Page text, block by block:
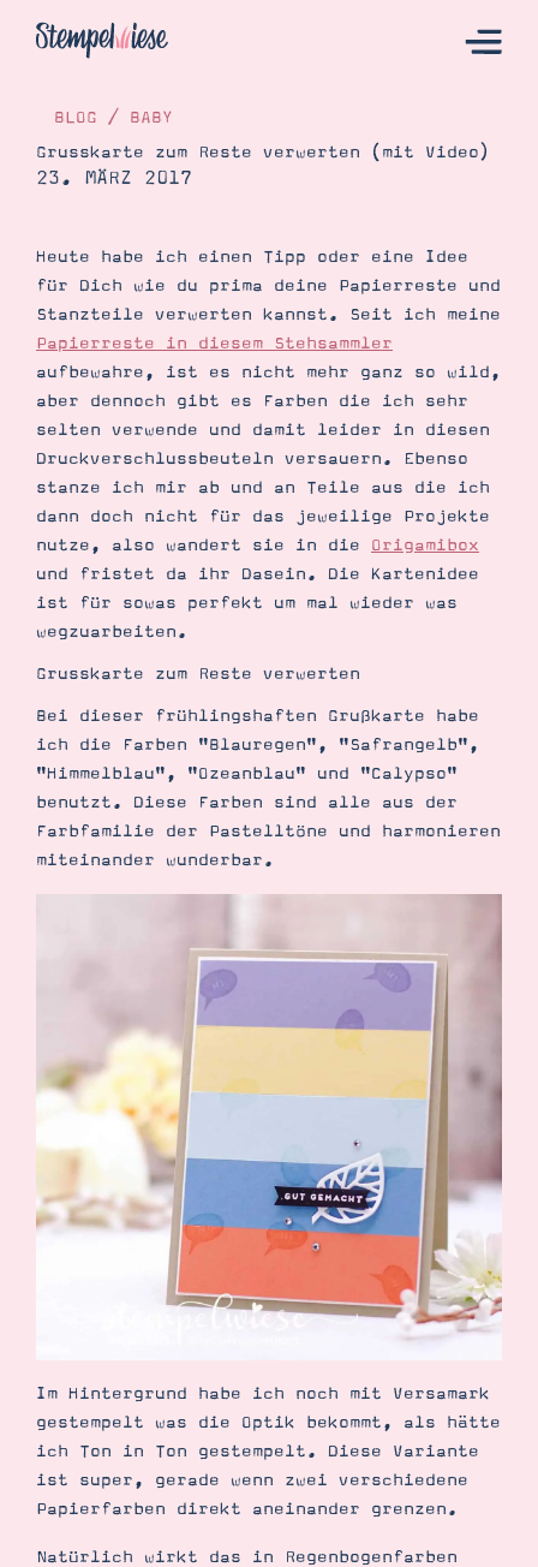
Katalog
Bestellen
Kontakt
Demonstrator werden
Blog
Gutscheine
Produkte erklärt
Über mich
Über Stampin’ Up!
Tipps & Tricks
Datenschutz
BLOG / BABY
Grusskarte zum Reste verwerten (mit Video)
23. MÄRZ 2017
Heute habe ich einen Tipp oder eine Idee
für Dich wie du prima deine Papierreste und
Stanzteile verwerten kannst. Seit ich meine
Papierreste in diesem Stehsammler
aufbewahre, ist es nicht mehr ganz so wild,
aber dennoch gibt es Farben die ich sehr
selten verwende und damit leider in diesen
Druckverschlussbeuteln versauern. Ebenso
stanze ich mir ab und an Teile aus die ich
dann doch nicht für das jeweilige Projekte
nutze, also wandert sie in die Origamibox
und fristet da ihr Dasein. Die Kartenidee
ist für sowas perfekt um mal wieder was
wegzuarbeiten.
Grusskarte zum Reste verwerten
Bei dieser frühlingshaften Grußkarte habe
ich die Farben "Blauregen", "Safrangelb",
"Himmelblau", "Ozeanblau" und "Calypso"
benutzt. Diese Farben sind alle aus der
Farbfamilie der Pastelltöne und harmonieren
miteinander wunderbar.
Im Hintergrund habe ich noch mit Versamark
gestempelt was die Optik bekommt, als hätte
ich Ton in Ton gestempelt. Diese Variante
ist super, gerade wenn zwei verschiedene
Papierfarben direkt aneinander grenzen.
Natürlich wirkt das in Regenbogenfarben